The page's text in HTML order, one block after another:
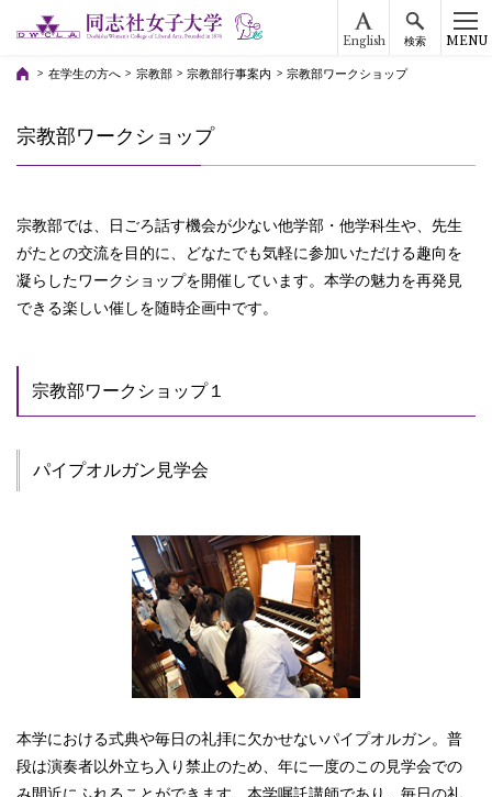
English 検索 MENU
在学生の方へ 宗教部 宗教部行事案内 宗教部ワークショップ
宗教部ワークショップ
宗教部では、日ごろ話す機会が少ない他学部・他学科生や、先生
がたとの交流を目的に、どなたでも気軽に参加いただける趣向を
凝らしたワークショップを開催しています。本学の魅力を再発見
できる楽しい催しを随時企画中です。
宗教部ワークショップ１
パイプオルガン見学会
本学における式典や毎日の礼拝に欠かせないパイプオルガン。普
段は演奏者以外立ち入り禁止のため、年に一度のこの見学会での